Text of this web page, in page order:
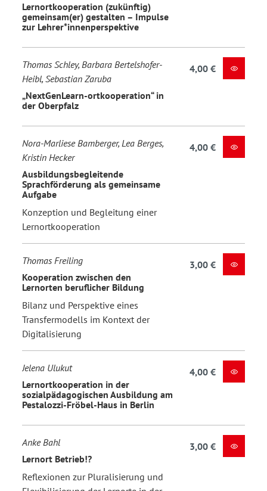
Lernortkooperation (zukünftig)
gemeinsam(er) gestalten – Impulse
zur Lehrer*innenperspektive
Thomas Schley, Barbara Bertelshofer-
Heibl, Sebastian Zaruba
„NextGenLearn-ortkooperation“ in
der Oberpfalz
4,00 €
Nora-Marliese Bamberger, Lea Berges,
Kristin Hecker
Ausbildungsbegleitende
Sprachförderung als gemeinsame
Aufgabe
Konzeption und Begleitung einer
Lernortkooperation
4,00 €
Thomas Freiling
Kooperation zwischen den
Lernorten beruflicher Bildung
Bilanz und Perspektive eines
Transfermodells im Kontext der
Digitalisierung
3,00 €
Jelena Ulukut
Lernortkooperation in der
sozialpädagogischen Ausbildung am
Pestalozzi-Fröbel-Haus in Berlin
4,00 €
Anke Bahl
Lernort Betrieb!?
Reflexionen zur Pluralisierung und
3,00 €